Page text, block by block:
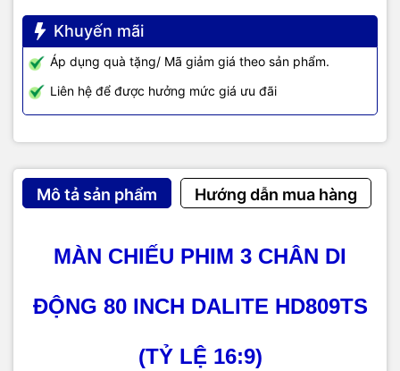
Khuyến mãi
Áp dụng quà tặng/ Mã giảm giá theo sản phẩm.
Liên hệ để được hưởng mức giá ưu đãi
Mô tả sản phẩm Hướng dẫn mua hàng
MÀN CHIẾU PHIM 3 CHÂN DI
ĐỘNG 80 INCH DALITE HD809TS
(TỶ LỆ 16:9)